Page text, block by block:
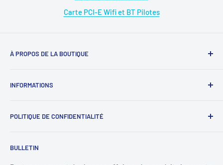
Carte PCI-E Wifi et BT Pilotes
À PROPOS DE LA BOUTIQUE
E-mail : diymicro@hotmail.com
09 : 00h - 18 : 00h.Sans interruption.
INFORMATIONS
Rejoignez-nous
SAV WhatsApp : 07 68 88 02 12
POLITIQUE DE CONFIDENTIALITÉ
BULLETIN